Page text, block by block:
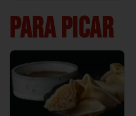
PARA PICAR